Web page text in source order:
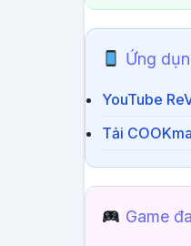
Ứng
YouTube
Tải
Game